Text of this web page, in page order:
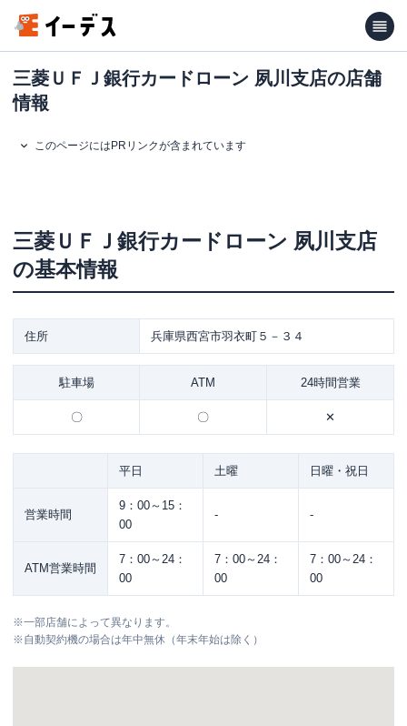
三菱ＵＦＪ銀行カードローン 夙川支店の店舗
情報
このページにはPRリンクが含まれています
三菱ＵＦＪ銀行カードローン 夙川支店
の基本情報
住所 兵庫県西宮市羽衣町５－３４
駐車場 ATM 24時間営業
〇 〇 ✕
平日 土曜 日曜・祝日
営業時間
9：00～15：
00
- -
ATM営業時間
7：00～24：
00
7：00～24：
00
7：00～24：
00
※一部店舗によって異なります。
※自動契約機の場合は年中無休（年末年始は除く）